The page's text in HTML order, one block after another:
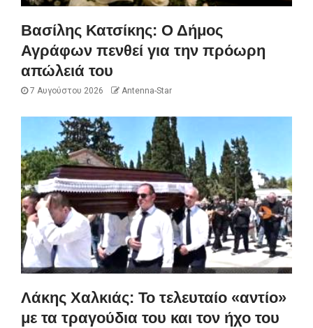
Βασίλης Κατσίκης: Ο Δήμος
Αγράφων πενθεί για την πρόωρη
απώλειά του
7 Αυγούστου 2026 Antenna-Star
Λάκης Χαλκιάς: Το τελευταίο «αντίο»
με τα τραγούδια του και τον ήχο του